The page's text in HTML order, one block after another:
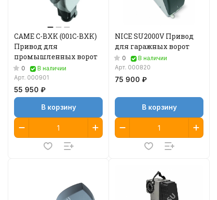
CAME C-BXK (001C-BXK)
Привод для
промышленных ворот
0
В наличии
Арт. 000901
55 950 ₽
В корзину
NICE SU2000V Привод
для гаражных ворот
0
В наличии
Арт. 000820
75 900 ₽
В корзину